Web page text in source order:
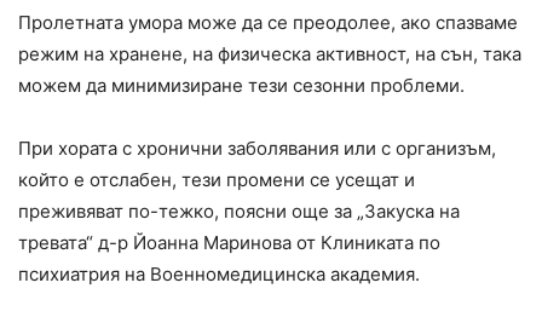
Пролетната умора може да се преодолее, ако спазваме
режим на хранене, на физическа активност, на сън, така
можем да минимизиране тези сезонни проблеми.
При хората с хронични заболявания или с организъм,
който е отслабен, тези промени се усещат и
преживяват по-тежко, поясни още за „Закуска на
тревата“ д-р Йоанна Маринова от Клиниката по
психиатрия на Военномедицинска академия.